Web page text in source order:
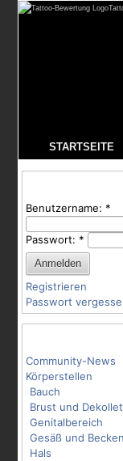
STARTSEITE
Benutzername: *
Passwort: *
Registrieren
Passwort
Community-News
Körperstellen
Bauch
Brust und
Genitalbereich
Gesäß und Becken
Hals